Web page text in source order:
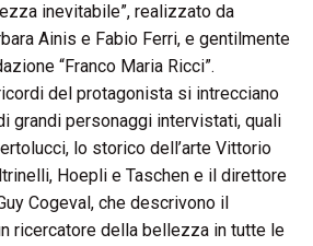
inevitabile”, realizzato da
Ainis e Fabio Ferri, e gentilmente
“Franco Maria Ricci”.
del protagonista si intrecciano
grandi personaggi intervistati, quali
lo storico dell’arte Vittorio
Hoepli e Taschen e il direttore
Cogeval, che descrivono il
ricercatore della bellezza in tutte le